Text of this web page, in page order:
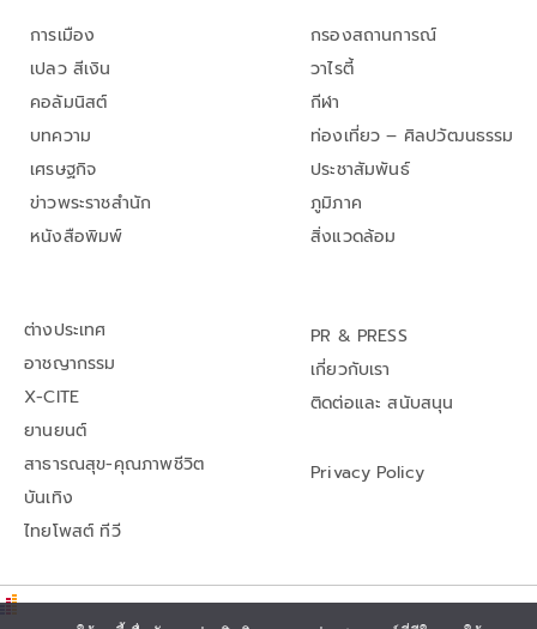
การเมือง
เปลว สีเงิน
คอลัมนิสต์
บทความ
เศรษฐกิจ
ข่าวพระราชสำนัก
หนังสือพิมพ์
กรองสถานการณ์
วาไรตี้
กีฬา
ท่องเที่ยว – ศิลปวัฒนธรรม
ประชาสัมพันธ์
ภูมิภาค
สิ่งแวดล้อม
ต่างประเทศ
อาชญากรรม
X-CITE
ยานยนต์
สาธารณสุข-คุณภาพชีวิต
บันเทิง
ไทยโพสต์ ทีวี
PR & PRESS
เกี่ยวกับเรา
ติดต่อและ สนับสนุน
Privacy Policy